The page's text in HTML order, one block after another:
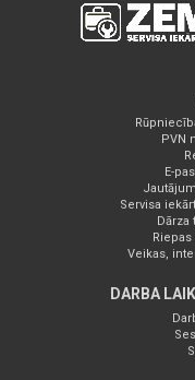
PVN
E-
Servisa
Dārza
Riepas
Veikas,
DARBA